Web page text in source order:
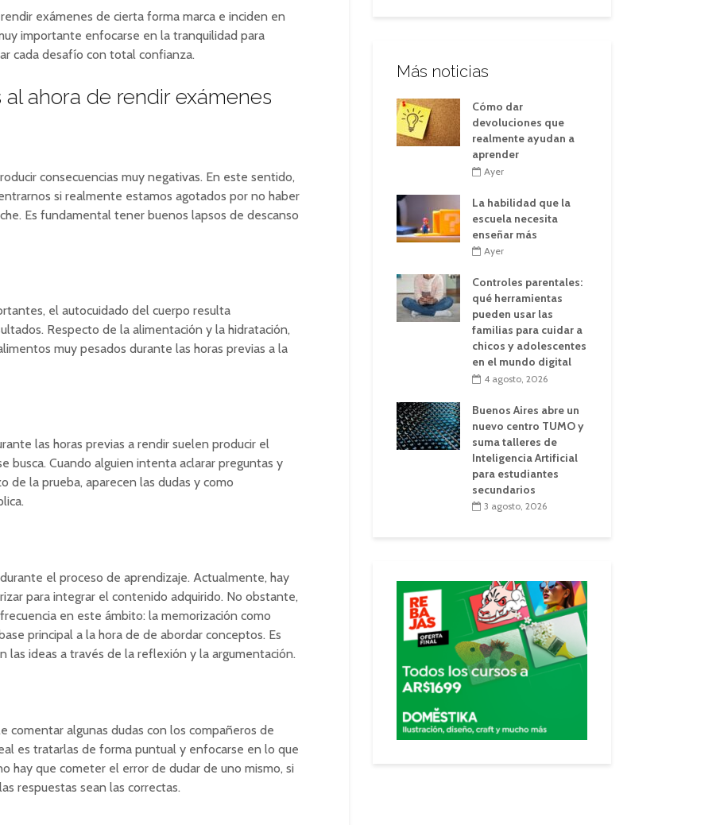
exámenes de cierta forma marca e inciden en
importante enfocarse en la tranquilidad para
cada desafío con total confianza.
al ahora de rendir exámenes
consecuencias muy negativas. En este sentido,
si realmente estamos agotados por no haber
Es fundamental tener buenos lapsos de descanso
el autocuidado del cuerpo resulta
Respecto de la alimentación y la hidratación,
muy pesados durante las horas previas a la
las horas previas a rendir suelen producir el
busca. Cuando alguien intenta aclarar preguntas y
de la prueba, aparecen las dudas y como
el proceso de aprendizaje. Actualmente, hay
para integrar el contenido adquirido. No obstante,
en este ámbito: la memorización como
principal a la hora de de abordar conceptos. Es
las ideas a través de la reflexión y la argumentación.
comentar algunas dudas con los compañeros de
es tratarlas de forma puntual y enfocarse en lo que
hay que cometer el error de dudar de uno mismo, si
respuestas sean las correctas.
Más noticias
Cómo dar
devoluciones que
realmente ayudan a
aprender
Ayer
La habilidad que la
escuela necesita
enseñar más
Ayer
Controles parentales:
qué herramientas
pueden usar las
familias para cuidar a
chicos y adolescentes
en el mundo digital
4 agosto, 2026
Buenos Aires abre un
nuevo centro TUMO y
suma talleres de
Inteligencia Artificial
para estudiantes
secundarios
3 agosto, 2026